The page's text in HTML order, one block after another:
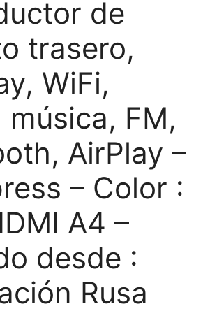
de
trasero,
WiFi,
música, FM,
AirPlay –
– Color :
A4 –
desde :
Rusa